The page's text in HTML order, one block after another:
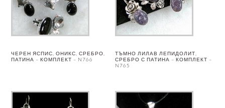
ЧЕРЕН ЯСПИС, ОНИКС, СРЕБРО,
ПАТИНА – КОМПЛЕКТ – N766
ТЪМНО ЛИЛАВ ЛЕПИДОЛИТ,
СРЕБРО С ПАТИНА – КОМПЛЕКТ –
N765